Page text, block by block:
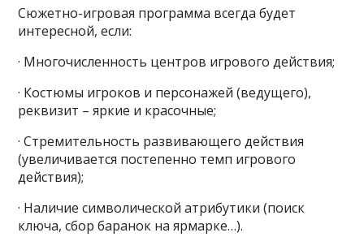
Сюжетно-игровая программа всегда будет
интересной, если:
· Многочисленность центров игрового действия;
· Костюмы игроков и персонажей (ведущего),
реквизит – яркие и красочные;
· Стремительность развивающего действия
(увеличивается постепенно темп игрового
действия);
· Наличие символической атрибутики (поиск
ключа, сбор баранок на ярмарке…).